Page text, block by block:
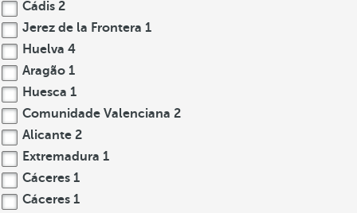
Cádis 2
Jerez de la Frontera 1
Huelva 4
Aragão 1
Huesca 1
Comunidade Valenciana 2
Alicante 2
Extremadura 1
Cáceres 1
Cáceres 1